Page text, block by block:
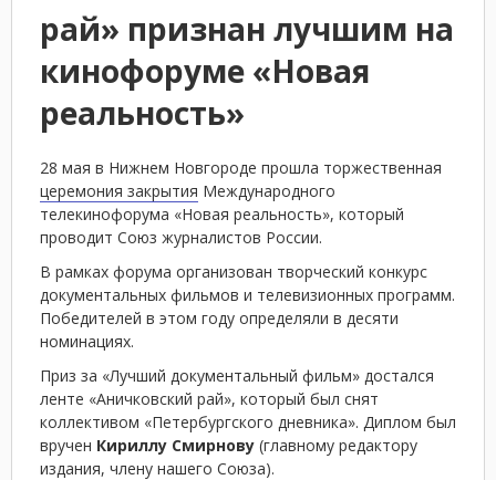
рай» признан лучшим на
кинофоруме «Новая
реальность»
28 мая в Нижнем Новгороде прошла торжественная
церемония закрытия Международного
телекинофорума «Новая реальность», который
проводит Союз журналистов России.
В рамках форума организован творческий конкурс
документальных фильмов и телевизионных программ.
Победителей в этом году определяли в десяти
номинациях.
Приз за «Лучший документальный фильм» достался
ленте «Аничковский рай», который был снят
коллективом «Петербургского дневника». Диплом был
вручен Кириллу Смирнову (главному редактору
издания, члену нашего Союза).